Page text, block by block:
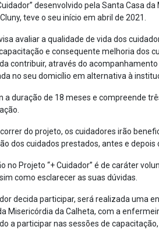
desenvolvido pela Santa Casa
teve o seu início em abril de 2021.
avaliar a qualidade de vida dos
e consequente melhoria dos
contribuir, através do
no seu domicílio em alternativa à
a duração de 18 meses e compreende
do projeto, os cuidadores irão
dos cuidados prestados, antes e depois
no Projeto “+ Cuidador” é de caráter
como esclarecer as suas dúvidas.
decida participar, será realizada uma
Misericórdia da Calheta, com a
a participar nas sessões de